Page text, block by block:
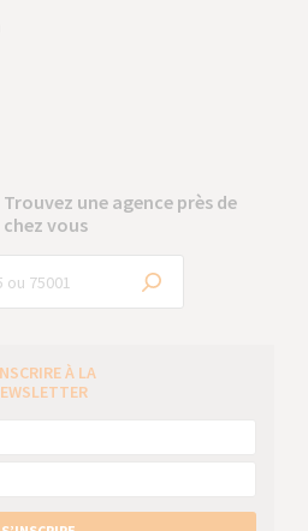
Trouvez une agence près de
chez vous
À LA